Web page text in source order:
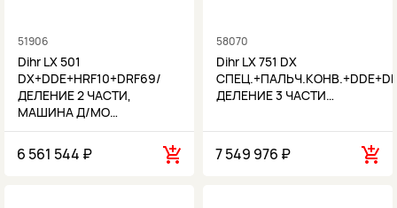
51906
Dihr LX 501
DX+DDE+HRF10+DRF69/
ДЕЛЕНИЕ 2 ЧАСТИ,
МАШИНА Д/МО…
6 561 544 ₽
58070
Dihr LX 751 DX
ДЕЛЕНИЕ 3 ЧАСТИ…
7 549 976 ₽